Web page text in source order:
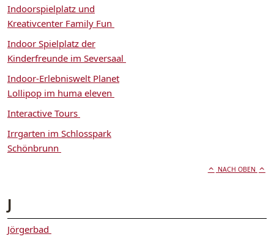
Indoorspielplatz und
Kreativcenter Family Fun
Indoor Spielplatz der
Kinderfreunde im Seversaal
Indoor-Erlebniswelt Planet
Lollipop im huma eleven
Interactive Tours
Irrgarten im Schlosspark
Schönbrunn
NACH OBEN
J
Jörgerbad